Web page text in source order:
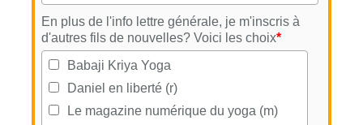
En plus de l'info lettre générale, je m'inscris à
d'autres fils de nouvelles? Voici les choix*
Babaji Kriya Yoga
Daniel en liberté (r)
Le magazine numérique du yoga (m)